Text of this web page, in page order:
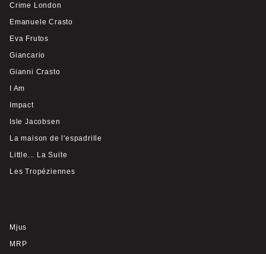
Crime London
Emanuele Crasto
Eva Frutos
Giancario
Gianni Crasto
I Am
Impact
Isle Jacobsen
La maison de l'espadrille
Little... La Suite
Les Tropéziennes
Mjus
MRP